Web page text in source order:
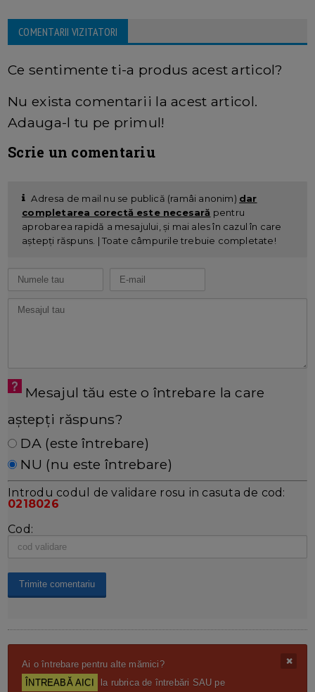
COMENTARII VIZITATORI
Ce sentimente ti-a produs acest articol?
Nu exista comentarii la acest articol.
Adauga-l tu pe primul!
Scrie un comentariu
Adresa de mail nu se publică (ramâi anonim) dar
completarea corectă este necesară pentru
aprobarea rapidă a mesajului, și mai ales în cazul în care
aștepți răspuns. | Toate câmpurile trebuie completate!
Mesajul tău este o întrebare la care
aștepți răspuns?
DA (este întrebare)
NU (nu este întrebare)
Introdu codul de validare rosu in casuta de cod:
0218026
Cod:
Ai o întrebare pentru alte mămici?
ÎNTREABĂ AICI
la rubrica de întrebări SAU pe